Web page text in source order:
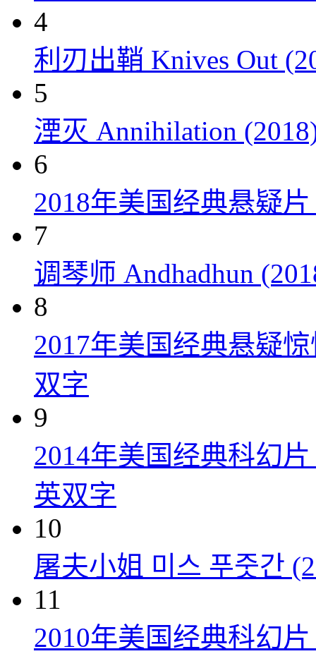
4
利刃出鞘 Knives Out
5
湮灭 Annihilation
6
2018年美国经典悬疑
7
调琴师 Andhadhun
8
2017年美国经典悬疑
双字
9
2014年美国经典科幻
英双字
10
屠夫小姐 미스 푸줏간
11
2010年美国经典科幻